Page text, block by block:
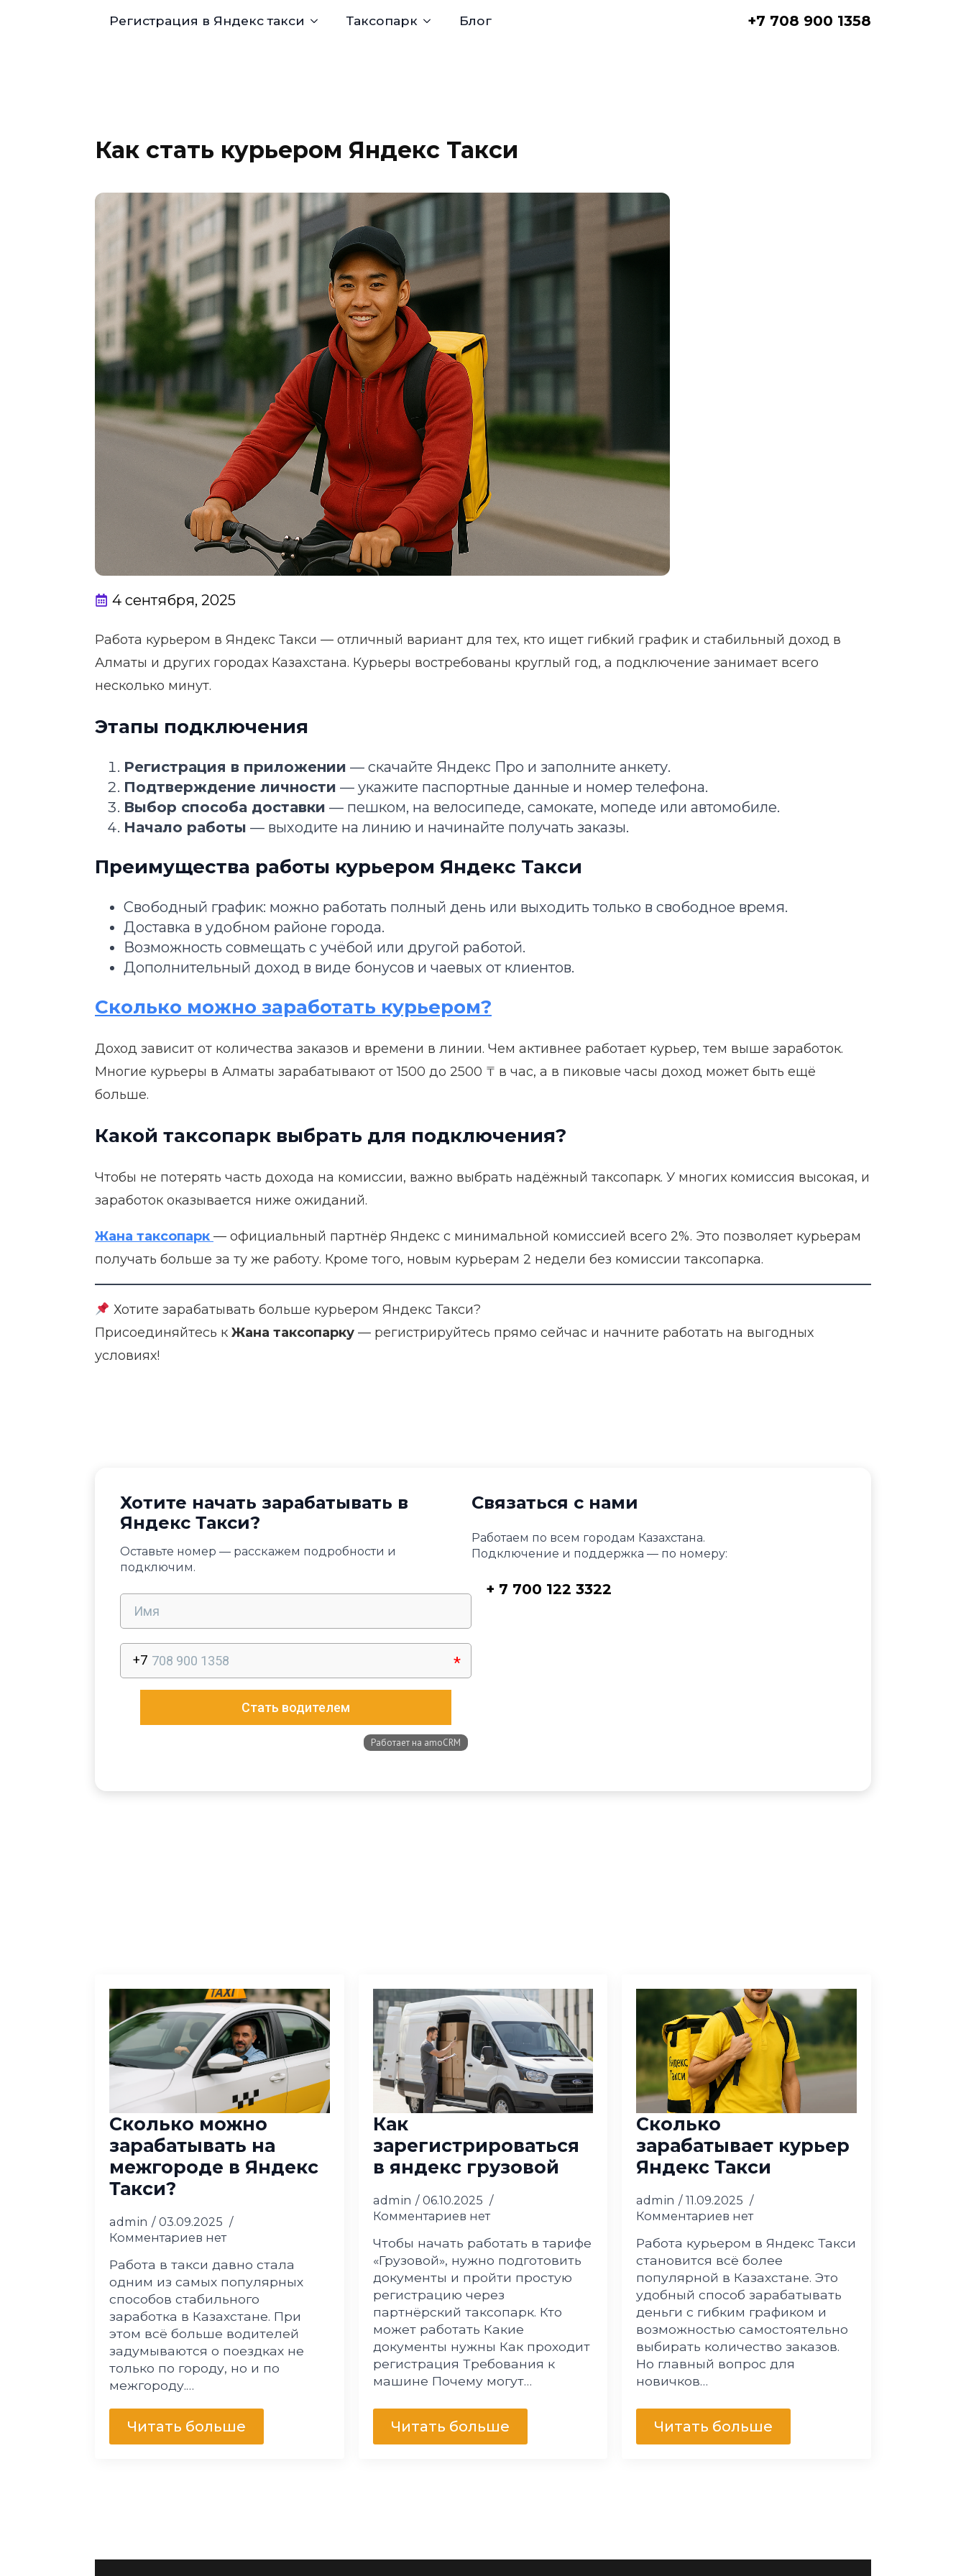
Регистрация в Яндекс такси Таксопарк Блог +7 708 900 1358
Как стать курьером Яндекс Такси
4 сентября, 2025
Работа курьером в Яндекс Такси — отличный вариант для тех, кто ищет гибкий график и стабильный доход в
Алматы и других городах Казахстана. Курьеры востребованы круглый год, а подключение занимает всего
несколько минут.
Этапы подключения
Регистрация в приложении — скачайте Яндекс Про и заполните анкету.
Подтверждение личности — укажите паспортные данные и номер телефона.
Выбор способа доставки — пешком, на велосипеде, самокате, мопеде или автомобиле.
Начало работы — выходите на линию и начинайте получать заказы.
Преимущества работы курьером Яндекс Такси
Свободный график: можно работать полный день или выходить только в свободное время.
Доставка в удобном районе города.
Возможность совмещать с учёбой или другой работой.
Дополнительный доход в виде бонусов и чаевых от клиентов.
Сколько можно заработать курьером?
Доход зависит от количества заказов и времени в линии. Чем активнее работает курьер, тем выше заработок.
Многие курьеры в Алматы зарабатывают от 1500 до 2500 ₸ в час, а в пиковые часы доход может быть ещё
больше.
Какой таксопарк выбрать для подключения?
Чтобы не потерять часть дохода на комиссии, важно выбрать надёжный таксопарк. У многих комиссия высокая, и
заработок оказывается ниже ожиданий.
Жана таксопарк — официальный партнёр Яндекс с минимальной комиссией всего 2%. Это позволяет курьерам
получать больше за ту же работу. Кроме того, новым курьерам 2 недели без комиссии таксопарка.
Хотите зарабатывать больше курьером Яндекс Такси?
Присоединяйтесь к Жана таксопарку — регистрируйтесь прямо сейчас и начните работать на выгодных
условиях!
Хотите начать зарабатывать в
Яндекс Такси?
Оставьте номер — расскажем подробности и
подключим.
Связаться с нами
Работаем по всем городам Казахстана.
Подключение и поддержка — по номеру:
+ 7 700 122 3322
Сколько можно
зарабатывать на
межгороде в Яндекс
Такси?
admin
03.09.2025
Комментариев нет
Работа в такси давно стала
одним из самых популярных
способов стабильного
заработка в Казахстане. При
этом всё больше водителей
задумываются о поездках не
только по городу, но и по
межгороду.…
Читать больше
Как
зарегистрироваться
в яндекс грузовой
admin
06.10.2025
Комментариев нет
Чтобы начать работать в тарифе
«Грузовой», нужно подготовить
документы и пройти простую
регистрацию через
партнёрский таксопарк. Кто
может работать Какие
документы нужны Как проходит
регистрация Требования к
машине Почему могут…
Читать больше
Сколько
зарабатывает курьер
Яндекс Такси
admin
11.09.2025
Комментариев нет
Работа курьером в Яндекс Такси
становится всё более
популярной в Казахстане. Это
удобный способ зарабатывать
деньги с гибким графиком и
возможностью самостоятельно
выбирать количество заказов.
Но главный вопрос для
новичков…
Читать больше